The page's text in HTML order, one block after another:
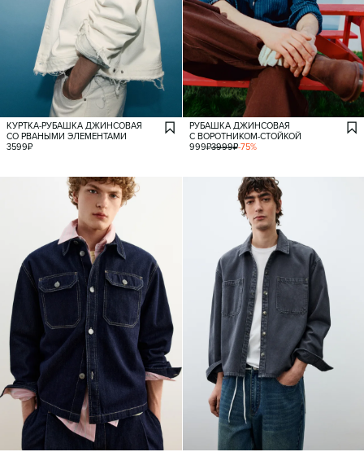
КУРТКА-РУБАШКА ДЖИНСОВАЯ
СО РВАНЫМИ ЭЛЕМЕНТАМИ
3599₽
РУБАШКА ДЖИНСОВАЯ
С ВОРОТНИКОМ-СТОЙКОЙ
999₽3999₽-75%